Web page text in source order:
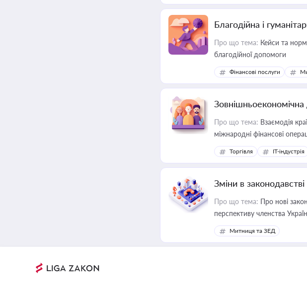
Благодійна і
Про що тема: Кейси та
благодійної допомоги
Фінансові послуги
Зовнішньоекономічна
Про що тема: Взаємодія
міжнародні фінансові
Торгівля IT-індустрія
Зміни в
Про що тема: Про нові закони в країнах
перспективу членства
Митниця та ЗЕД